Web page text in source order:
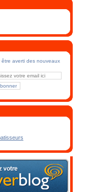
averti des nouveaux